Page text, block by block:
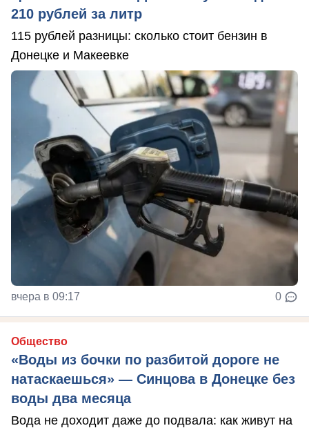
210 рублей за литр
115 рублей разницы: сколько стоит бензин в
Донецке и Макеевке
вчера в 09:17 0
Общество
«Воды из бочки по разбитой дороге не
натаскаешься» — Синцова в Донецке без
воды два месяца
Вода не доходит даже до подвала: как живут на